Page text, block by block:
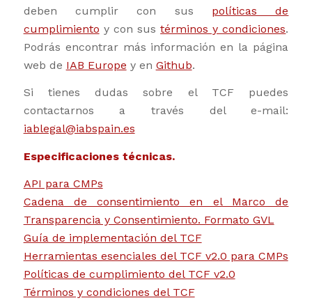
deben cumplir con sus políticas de
cumplimiento y con sustérminos y condiciones.
Podrás encontrar más información en la página
web de IAB Europe y en Github.
Si tienes dudas sobre el TCF puedes
contactarnos a través del e-mail:
iablegal@iabspain.es
Especificaciones técnicas.
API para CMPs
Cadena de consentimiento en el Marco de
Transparencia y Consentimiento. Formato GVL
Guía de implementación del TCF
Herramientas esenciales del TCF v2.0 para CMPs
Políticas de cumplimiento del TCF v2.0
Términos y condiciones del TCF